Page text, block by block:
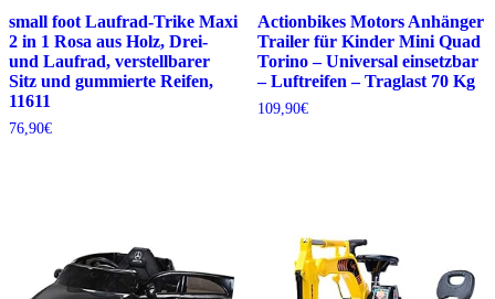
small foot Laufrad-Trike Maxi
2 in 1 Rosa aus Holz, Drei-
und Laufrad, verstellbarer
Sitz und gummierte Reifen,
11611
76,90€
Actionbikes Motors Anhänger
Trailer für Kinder Mini Quad
Torino – Universal einsetzbar
– Luftreifen – Traglast 70 Kg
109,90€